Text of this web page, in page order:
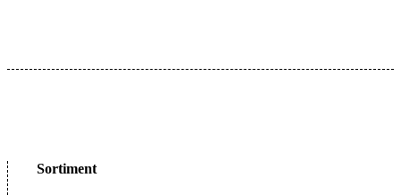
Sortiment